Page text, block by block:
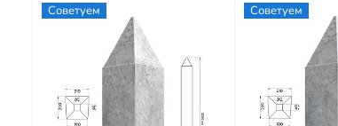
Советуем Советуем